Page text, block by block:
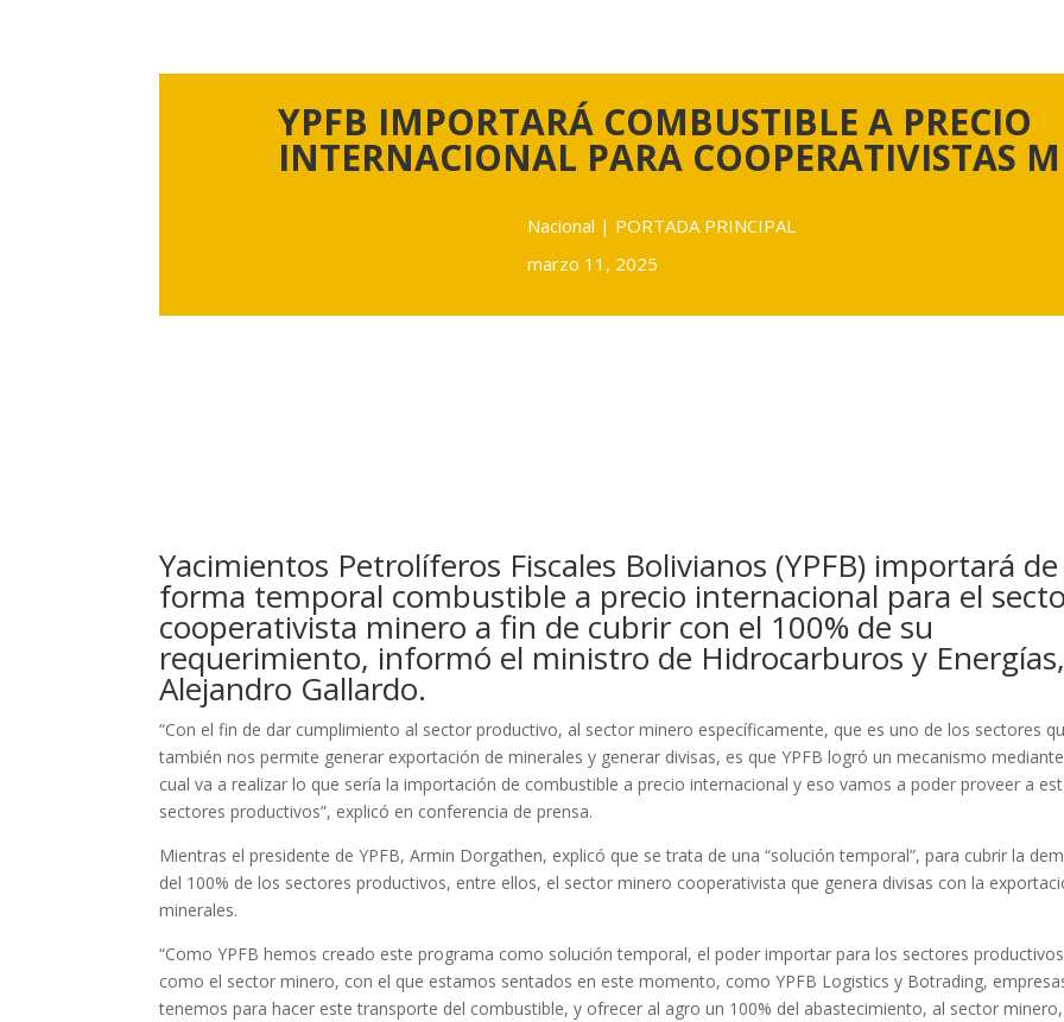
YPFB IMPORTARÁ COMBUSTIBLE A PRECIO
INTERNACIONAL PARA COOPERATIVISTAS
Nacional | PORTADA PRINCIPAL
marzo 11, 2025
Yacimientos Petrolíferos Fiscales Bolivianos (YPFB) importará de
forma temporal combustible a precio internacional para el
cooperativista minero a fin de cubrir con el 100% de su
requerimiento, informó el ministro de Hidrocarburos y
Alejandro Gallardo.
“Con el fin de dar cumplimiento al sector productivo, al sector minero específicamente, que es uno de los sectores
también nos permite generar exportación de minerales y generar divisas, es que YPFB logró un mecanismo
cual va a realizar lo que sería la importación de combustible a precio internacional y eso vamos a poder proveer a
sectores productivos”, explicó en conferencia de prensa.
Mientras el presidente de YPFB, Armin Dorgathen, explicó que se trata de una “solución temporal”, para cubrir la
del 100% de los sectores productivos, entre ellos, el sector minero cooperativista que genera divisas con la
minerales.
“Como YPFB hemos creado este programa como solución temporal, el poder importar para los sectores
como el sector minero, con el que estamos sentados en este momento, como YPFB Logistics y Botrading,
tenemos para hacer este transporte del combustible, y ofrecer al agro un 100% del abastecimiento, al sector